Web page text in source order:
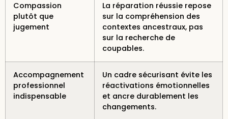
Compassion
plutôt que
jugement
La réparation réussie repose
sur la compréhension des
contextes ancestraux, pas
sur la recherche de
coupables.
Accompagnement
professionnel
indispensable
Un cadre sécurisant évite les
réactivations émotionnelles
et ancre durablement les
changements.